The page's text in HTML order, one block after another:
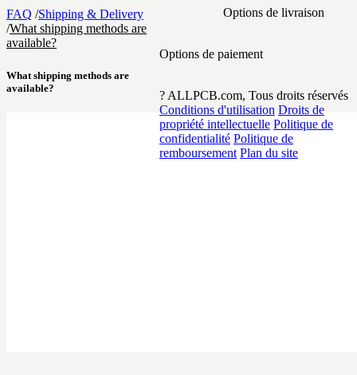
FAQ /Shipping & Delivery
/What shipping methods are
available?
What shipping methods are
available?
Options de livraison
Options de paiement
? ALLPCB.com, Tous droits réservés
Conditions d'utilisation Droits de
propriété intellectuelle Politique de
confidentialité Politique de
remboursement Plan du site